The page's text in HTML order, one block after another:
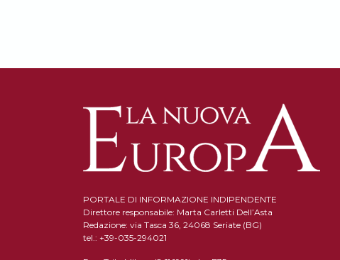
PORTALE DI INFORMAZIONE INDIPENDENTE
Direttore responsabile: Marta Carletti Dell’Asta
Redazione: via Tasca 36, 24068 Seriate (BG)
tel.: +39-035-294021